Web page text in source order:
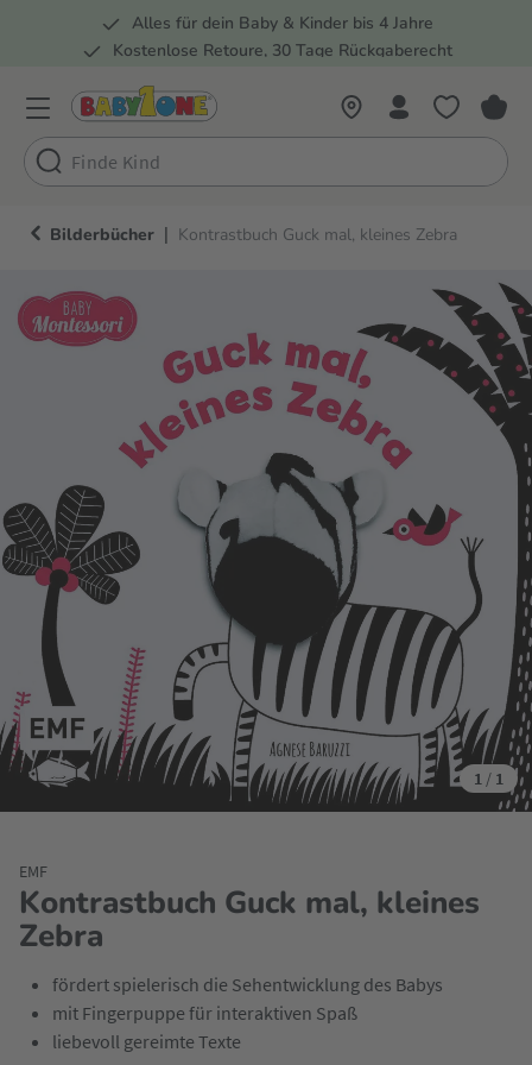
Zur Hauptnavigation springen
Alles für dein Baby & Kinder bis 4 Jahre
Kostenlose Retoure, 30 Tage Rückgaberecht
Bilderbücher | Kontrastbuch Guck mal, kleines Zebra
1 / 1
Kontrastbuch Guck mal, kleines
Zebra
EMF
fördert spielerisch die Sehentwicklung des Babys
mit Fingerpuppe für interaktiven Spaß
liebevoll gereimte Texte